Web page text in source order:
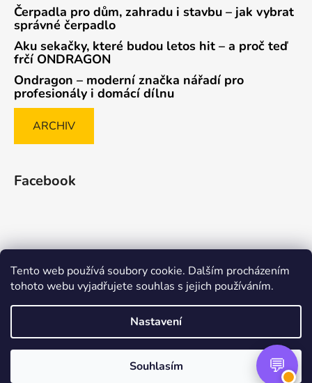
Tento web používá soubory cookie. Dalším procházením
tohoto webu vyjadřujete souhlas s jejich používáním.
Nastavení
Souhlasím
Čerpadla pro dům, zahradu i stavbu – jak vybrat
správné čerpadlo
Aku sekačky, které budou letos hit – a proč teď
frčí ONDRAGON
Ondragon – moderní značka nářadí pro
profesionály i domácí dílnu
ARCHIV
Facebook
Způsob ověřování recenzí
Vytvořil Shoptet Premium
nasenaradi.cz
. Všechna práva